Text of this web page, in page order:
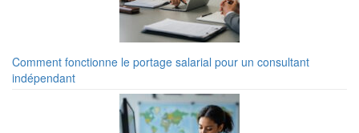
Comment fonctionne le portage salarial pour un consultant
indépendant